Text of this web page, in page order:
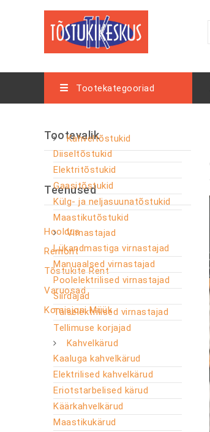
Tootekategooriad
Kahveltõstukid
Diiseltõstukid
Elektritõstukid
Gaasitõstukid
Külg- ja neljasuunatõstukid
Maastikutõstukid
Virnastajad
Lükandmastiga virnastajad
Manuaalsed virnastajad
Poolelektrilised virnastajad
Siirdajad
Täiselektrilised virnastajad
Tellimuse korjajad
Kahvelkärud
Kaaluga kahvelkärud
Elektrilised kahvelkärud
Eriotstarbelised kärud
Käärkahvelkärud
Maastikukärud
Tootevalik
Teenused
Hooldus
Remont
Tõstukite Rent
Varuosad
Komisjoni Müük